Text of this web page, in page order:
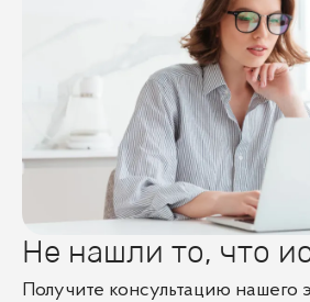
Не нашли то, что
Получите консультацию нашего